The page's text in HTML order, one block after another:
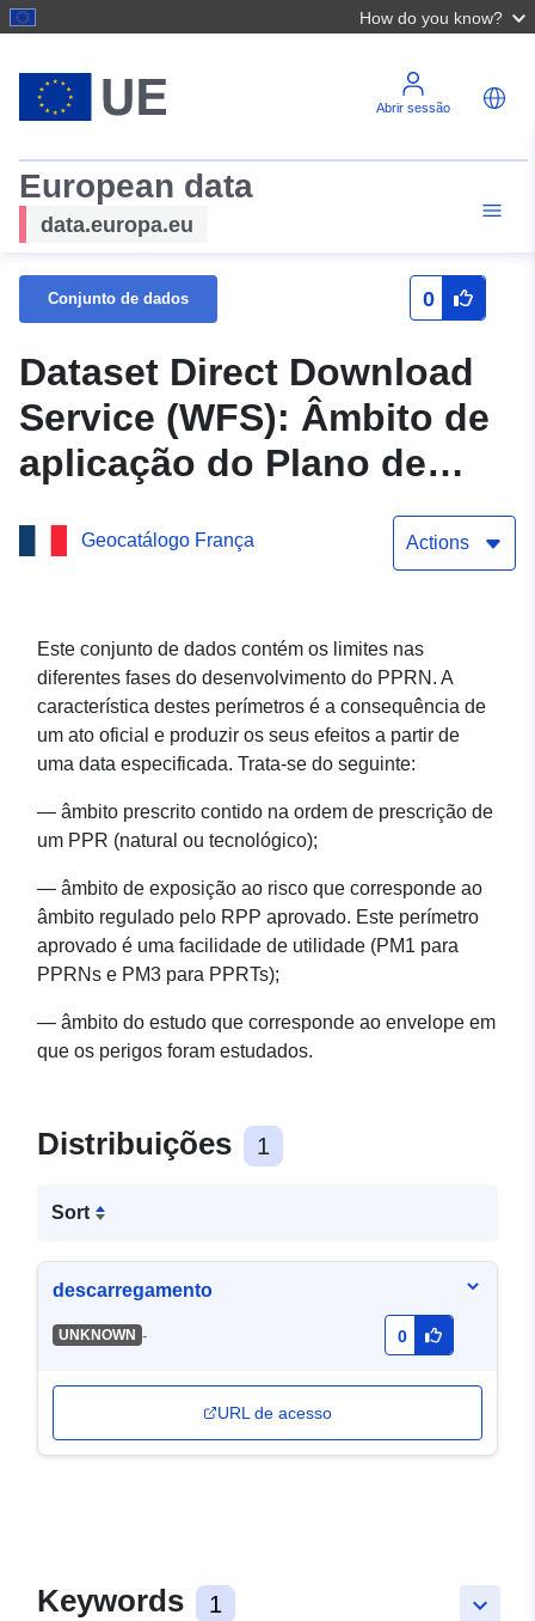
How do you know?
Abrir sessão
European data
data.europa.eu
Conjunto de dados 0
Dataset Direct Download
Service (WFS): Âmbito de
aplicação do Plano de
Prevenção dos Riscos
Naturais de Pringy (Haute-
29/01/2009
Geocatálogo França Actions
Este conjunto de dados contém os limites nas
diferentes fases do desenvolvimento do PPRN. A
característica destes perímetros é a consequência de
um ato oficial e produzir os seus efeitos a partir de
uma data especificada. Trata-se do seguinte:
— âmbito prescrito contido na ordem de prescrição de
um PPR (natural ou tecnológico);
— âmbito de exposição ao risco que corresponde ao
âmbito regulado pelo RPP aprovado. Este perímetro
aprovado é uma facilidade de utilidade (PM1 para
PPRNs e PM3 para PPRTs);
— âmbito do estudo que corresponde ao envelope em
que os perigos foram estudados.
Distribuições 1
Sort
descarregamento
UNKNOWN - 0
URL de acesso
keyboard_arrow_down
Keywords 1